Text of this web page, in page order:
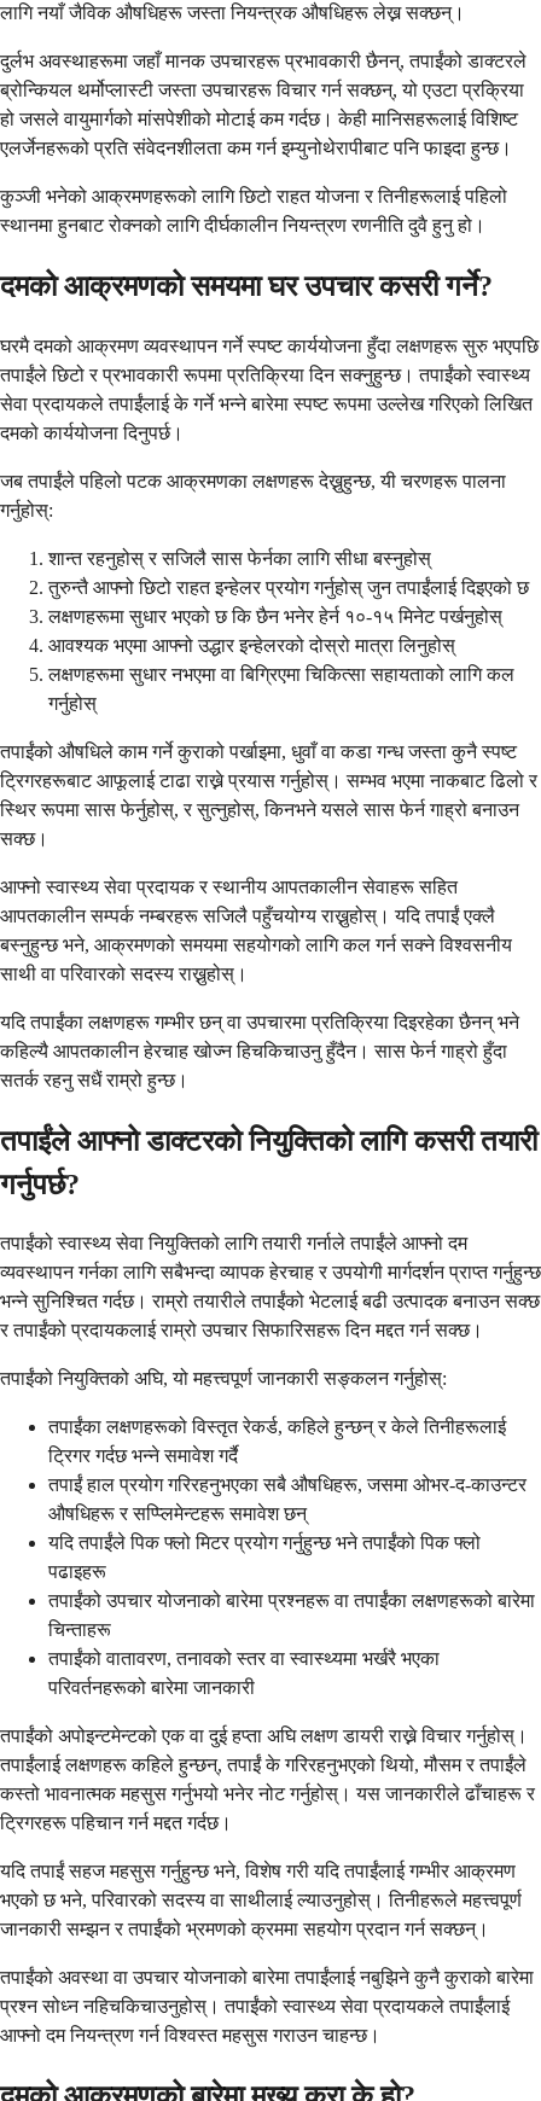
लागि नयाँ जैविक औषधिहरू जस्ता नियन्त्रक औषधिहरू लेख्न सक्छन्।
दुर्लभ अवस्थाहरूमा जहाँ मानक उपचारहरू प्रभावकारी छैनन्, तपाईंको डाक्टरले
ब्रोन्कियल थर्मोप्लास्टी जस्ता उपचारहरू विचार गर्न सक्छन्, यो एउटा प्रक्रिया
हो जसले वायुमार्गको मांसपेशीको मोटाई कम गर्दछ। केही मानिसहरूलाई विशिष्ट
एलर्जेनहरूको प्रति संवेदनशीलता कम गर्न इम्युनोथेरापीबाट पनि फाइदा हुन्छ।
कुञ्जी भनेको आक्रमणहरूको लागि छिटो राहत योजना र तिनीहरूलाई पहिलो
स्थानमा हुनबाट रोक्नको लागि दीर्घकालीन नियन्त्रण रणनीति दुवै हुनु हो।
दमको आक्रमणको समयमा घर उपचार कसरी गर्ने?
घरमै दमको आक्रमण व्यवस्थापन गर्ने स्पष्ट कार्ययोजना हुँदा लक्षणहरू सुरु भएपछि
तपाईंले छिटो र प्रभावकारी रूपमा प्रतिक्रिया दिन सक्नुहुन्छ। तपाईंको स्वास्थ्य
सेवा प्रदायकले तपाईंलाई के गर्ने भन्ने बारेमा स्पष्ट रूपमा उल्लेख गरिएको लिखित
दमको कार्ययोजना दिनुपर्छ।
जब तपाईंले पहिलो पटक आक्रमणका लक्षणहरू देख्नुहुन्छ, यी चरणहरू पालना
गर्नुहोस्:
शान्त रहनुहोस् र सजिलै सास फेर्नका लागि सीधा बस्नुहोस्
तुरुन्तै आफ्नो छिटो राहत इन्हेलर प्रयोग गर्नुहोस् जुन तपाईंलाई दिइएको छ
लक्षणहरूमा सुधार भएको छ कि छैन भनेर हेर्न १०-१५ मिनेट पर्खनुहोस्
आवश्यक भएमा आफ्नो उद्धार इन्हेलरको दोस्रो मात्रा लिनुहोस्
लक्षणहरूमा सुधार नभएमा वा बिग्रिएमा चिकित्सा सहायताको लागि कल
गर्नुहोस्
तपाईंको औषधिले काम गर्ने कुराको पर्खाइमा, धुवाँ वा कडा गन्ध जस्ता कुनै स्पष्ट
ट्रिगरहरूबाट आफूलाई टाढा राख्ने प्रयास गर्नुहोस्। सम्भव भएमा नाकबाट ढिलो र
स्थिर रूपमा सास फेर्नुहोस्, र सुत्नुहोस्, किनभने यसले सास फेर्न गाह्रो बनाउन
सक्छ।
आफ्नो स्वास्थ्य सेवा प्रदायक र स्थानीय आपतकालीन सेवाहरू सहित
आपतकालीन सम्पर्क नम्बरहरू सजिलै पहुँचयोग्य राख्नुहोस्। यदि तपाईं एक्लै
बस्नुहुन्छ भने, आक्रमणको समयमा सहयोगको लागि कल गर्न सक्ने विश्वसनीय
साथी वा परिवारको सदस्य राख्नुहोस्।
यदि तपाईंका लक्षणहरू गम्भीर छन् वा उपचारमा प्रतिक्रिया दिइरहेका छैनन् भने
कहिल्यै आपतकालीन हेरचाह खोज्न हिचकिचाउनु हुँदैन। सास फेर्न गाह्रो हुँदा
सतर्क रहनु सधैं राम्रो हुन्छ।
तपाईंले आफ्नो डाक्टरको नियुक्तिको लागि कसरी तयारी
गर्नुपर्छ?
तपाईंको स्वास्थ्य सेवा नियुक्तिको लागि तयारी गर्नाले तपाईंले आफ्नो दम
व्यवस्थापन गर्नका लागि सबैभन्दा व्यापक हेरचाह र उपयोगी मार्गदर्शन प्राप्त गर्नुहुन्छ
भन्ने सुनिश्चित गर्दछ। राम्रो तयारीले तपाईंको भेटलाई बढी उत्पादक बनाउन सक्छ
र तपाईंको प्रदायकलाई राम्रो उपचार सिफारिसहरू दिन मद्दत गर्न सक्छ।
तपाईंको नियुक्तिको अघि, यो महत्त्वपूर्ण जानकारी सङ्कलन गर्नुहोस्:
तपाईंका लक्षणहरूको विस्तृत रेकर्ड, कहिले हुन्छन् र केले तिनीहरूलाई
ट्रिगर गर्दछ भन्ने समावेश गर्दै
तपाईं हाल प्रयोग गरिरहनुभएका सबै औषधिहरू, जसमा ओभर-द-काउन्टर
औषधिहरू र सप्प्लिमेन्टहरू समावेश छन्
यदि तपाईंले पिक फ्लो मिटर प्रयोग गर्नुहुन्छ भने तपाईंको पिक फ्लो
पढाइहरू
तपाईंको उपचार योजनाको बारेमा प्रश्नहरू वा तपाईंका लक्षणहरूको बारेमा
चिन्ताहरू
तपाईंको वातावरण, तनावको स्तर वा स्वास्थ्यमा भर्खरै भएका
परिवर्तनहरूको बारेमा जानकारी
तपाईंको अपोइन्टमेन्टको एक वा दुई हप्ता अघि लक्षण डायरी राख्ने विचार गर्नुहोस्।
तपाईंलाई लक्षणहरू कहिले हुन्छन्, तपाईं के गरिरहनुभएको थियो, मौसम र तपाईंले
कस्तो भावनात्मक महसुस गर्नुभयो भनेर नोट गर्नुहोस्। यस जानकारीले ढाँचाहरू र
ट्रिगरहरू पहिचान गर्न मद्दत गर्दछ।
यदि तपाईं सहज महसुस गर्नुहुन्छ भने, विशेष गरी यदि तपाईंलाई गम्भीर आक्रमण
भएको छ भने, परिवारको सदस्य वा साथीलाई ल्याउनुहोस्। तिनीहरूले महत्त्वपूर्ण
जानकारी सम्झन र तपाईंको भ्रमणको क्रममा सहयोग प्रदान गर्न सक्छन्।
तपाईंको अवस्था वा उपचार योजनाको बारेमा तपाईंलाई नबुझिने कुनै कुराको बारेमा
प्रश्न सोध्न नहिचकिचाउनुहोस्। तपाईंको स्वास्थ्य सेवा प्रदायकले तपाईंलाई
आफ्नो दम नियन्त्रण गर्न विश्वस्त महसुस गराउन चाहन्छ।